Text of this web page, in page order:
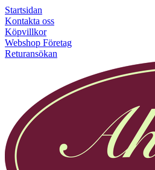
Startsidan
Kontakta oss
Köpvillkor
Webshop Företag
Returansökan